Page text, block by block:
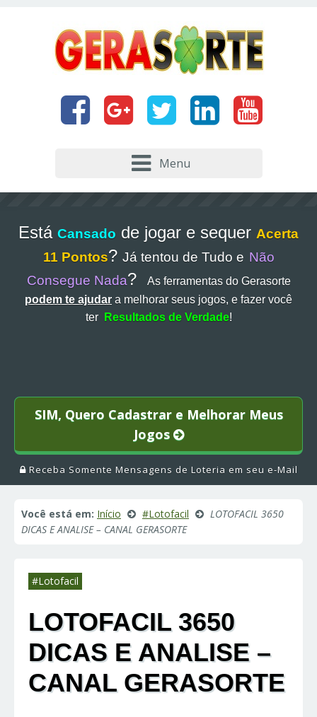
Menu
Está Cansado de jogar e sequer Acerta
11 Pontos? Já tentou de Tudo e Não
Consegue Nada?
As ferramentas do Gerasorte
podem te ajudar a melhorar seus jogos, e fazer você
ter
Resultados de Verdade!
SIM, Quero Cadastrar e Melhorar Meus
Jogos
Receba Somente Mensagens de Loteria em seu e-Mail
Você está em: Início #Lotofacil
LOTOFACIL 3650
DICAS E ANALISE – CANAL GERASORTE
#Lotofacil
LOTOFACIL 3650
DICAS E ANALISE –
CANAL GERASORTE